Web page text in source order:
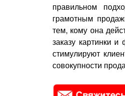
правильном
грамотным
тем, кому она
заказу картинки
стимулируют
совокупности